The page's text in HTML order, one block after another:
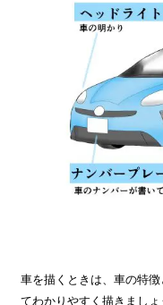
車を描くときは、車の特
てわかりやすく描きましょ